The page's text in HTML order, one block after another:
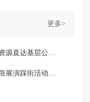
更多>
沙县区2025年“灵蛇献瑞闹元宵”民俗展演踩街活动方案